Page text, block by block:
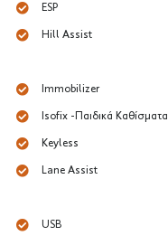
ESP
Hill Assist
Immobilizer
Isofix -Παιδικά Καθίσματα
Keyless
Lane Assist
USB